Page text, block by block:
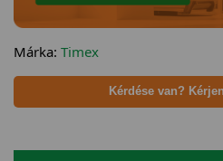
Márka: Timex
Kérdése van?